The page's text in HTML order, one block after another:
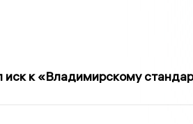
к «Владимирскому